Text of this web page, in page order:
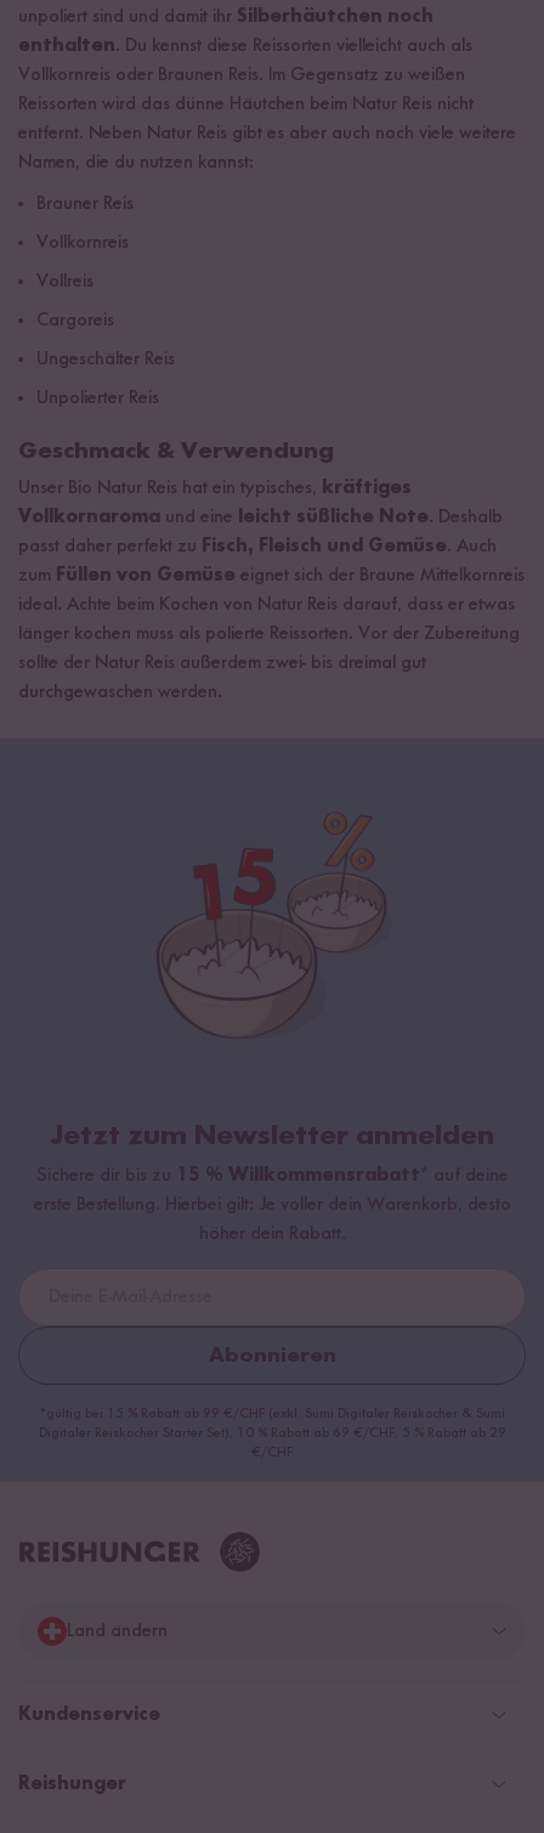
unpoliert sind und damit ihr Silberhäutchen noch
enthalten. Du kennst diese Reissorten vielleicht auch als
Vollkornreis oder Braunen Reis. Im Gegensatz zu weißen
Reissorten wird das dünne Häutchen beim Natur Reis nicht
entfernt. Neben Natur Reis gibt es aber auch noch viele weitere
Namen, die du nutzen kannst:
Brauner Reis
Vollkornreis
Vollreis
Cargoreis
Ungeschälter Reis
Unpolierter Reis
Geschmack & Verwendung
Unser Bio Natur Reis hat ein typisches, kräftiges
Vollkornaroma und eine leicht süßliche Note. Deshalb
passt daher perfekt zu Fisch, Fleisch und Gemüse. Auch
zum Füllen von Gemüse eignet sich der Braune Mittelkornreis
ideal. Achte beim Kochen von Natur Reis darauf, dass er etwas
länger kochen muss als polierte Reissorten. Vor der Zubereitung
sollte der Natur Reis außerdem zwei- bis dreimal gut
durchgewaschen werden.
Jetzt zum Newsletter anmelden
Sichere dir bis zu 15 % Willkommensrabatt* auf deine
erste Bestellung. Hierbei gilt: Je voller dein Warenkorb, desto
höher dein Rabatt.
Abonnieren
*gültig bei 15 % Rabatt ab 99 €/CHF (exkl. Sumi Digitaler Reiskocher & Sumi
Digitaler Reiskocher Starter Set), 10 % Rabatt ab 69 €/CHF, 5 % Rabatt ab 29
€/CHF
Land ändern
Deutschland
Kundenservice
Help Center & FAQ
Reishunger